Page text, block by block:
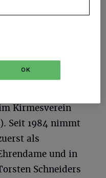
alt und
sind, sich als
beim VfL 09
im Gras beim
Sie ist Mitglied
Kirmesverein
Seit 1984 nimmt
als
und in
Schneiders
OK